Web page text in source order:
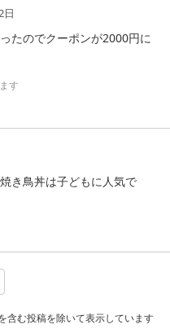
日
たのでクーポンが2000円に
す
き鳥丼は子どもに人気で
含む投稿を除いて表示しています